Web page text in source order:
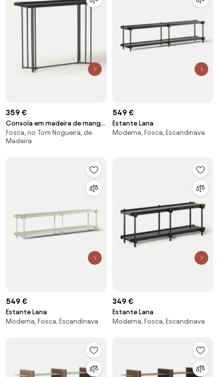
359 €
Consola em madeira de manga
Luca
Fosca, no Tom Nogueira, de
Madeira
549 €
Estante Lana
Moderna, Fosca, Escandinava
549 €
Estante Lana
Moderna, Fosca, Escandinava
349 €
Estante Lana
Moderna, Fosca, Escandinava